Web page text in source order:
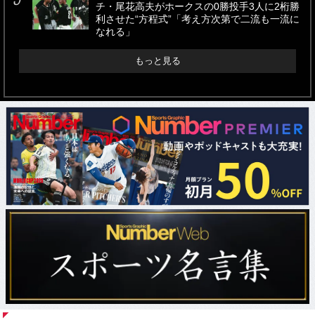
チ・尾花高夫がホークスの0勝投手3人に2桁勝
利させた“方程式”「考え方次第で二流も一流に
なれる」
もっと見る